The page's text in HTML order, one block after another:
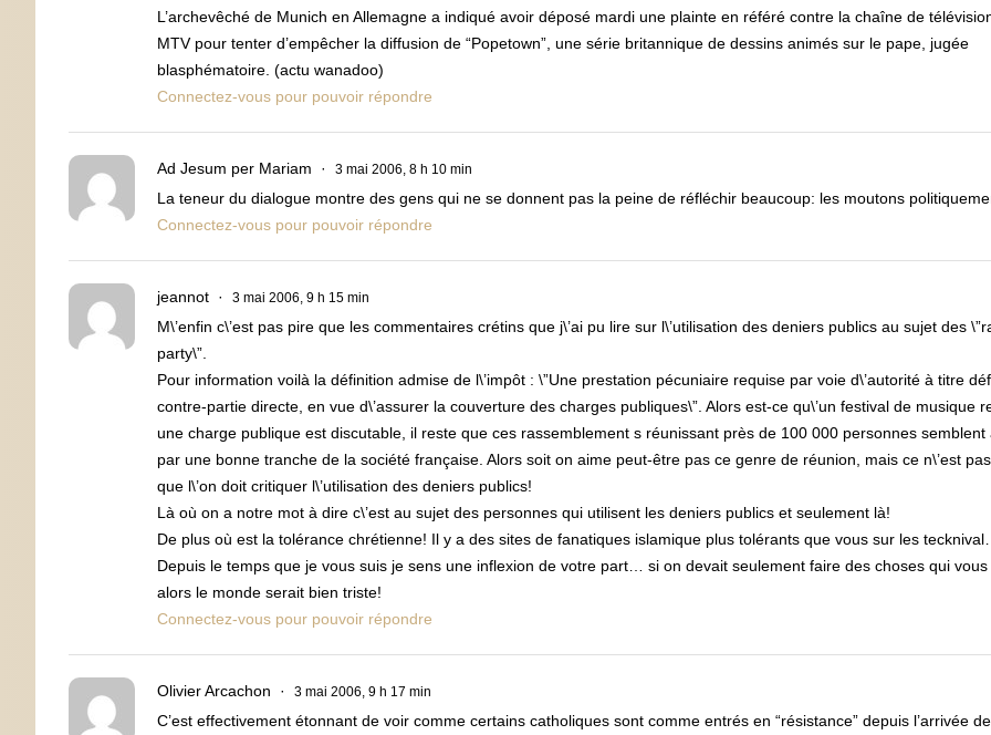
L’archevêché de Munich en Allemagne a indiqué avoir déposé mardi une plainte en référé contre la chaîne de
MTV pour tenter d’empêcher la diffusion de “Popetown”, une série britannique de dessins animés sur le pape, jugée
blasphématoire. (actu wanadoo)
Connectez-vous pour pouvoir répondre
Ad Jesum per Mariam 3 mai 2006, 8 h 10 min
La teneur du dialogue montre des gens qui ne se donnent pas la peine de réfléchir beaucoup: les moutons
Connectez-vous pour pouvoir répondre
jeannot 3 mai 2006, 9 h 15 min
M\’enfin c\’est pas pire que les commentaires crétins que j\’ai pu lire sur l\’utilisation des deniers publics au sujet des
party\”.
Pour information voilà la définition admise de l\’impôt : \”Une prestation pécuniaire requise par voie d\’autorité à titre
contre-partie directe, en vue d\’assurer la couverture des charges publiques\”. Alors est-ce qu\’un festival de musique
une charge publique est discutable, il reste que ces rassemblement s réunissant près de 100 000 personnes semblent
par une bonne tranche de la société française. Alors soit on aime peut-être pas ce genre de réunion, mais ce n\’est
que l\’on doit critiquer l\’utilisation des deniers publics!
Là où on a notre mot à dire c\’est au sujet des personnes qui utilisent les deniers publics et seulement là!
De plus où est la tolérance chrétienne! Il y a des sites de fanatiques islamique plus tolérants que vous sur les
Depuis le temps que je vous suis je sens une inflexion de votre part… si on devait seulement faire des choses qui vous
alors le monde serait bien triste!
Connectez-vous pour pouvoir répondre
Olivier Arcachon 3 mai 2006, 9 h 17 min
C’est effectivement étonnant de voir comme certains catholiques sont comme entrés en “résistance” depuis l’arrivée